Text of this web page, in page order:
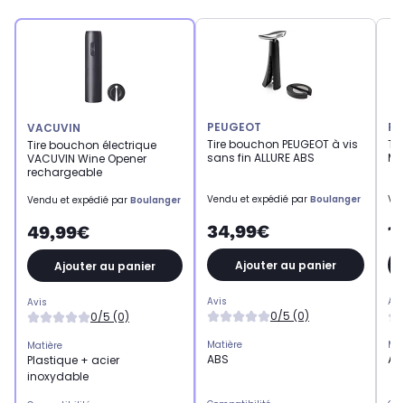
VACUVIN
Tire bouchon électrique
VACUVIN Wine Opener
rechargeable
Vendu et expédié par Boulanger
49,99€
Ajouter au panier
Avis
0/5 (0)
Matière
Plastique + acier
inoxydable
PEUGEOT
Tire bouchon PEUGEOT à vis
sans fin ALLURE ABS
Vendu et expédié par Boulanger
34,99€
Ajouter au panier
Avis
0/5 (0)
Matière
ABS